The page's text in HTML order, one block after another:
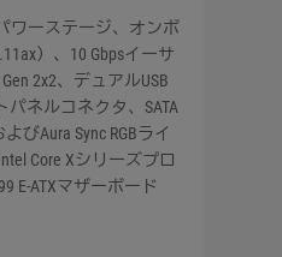
ワーステージ、オンボ
）、10 Gbpsイーサ
2x2、デュアルUSB
パネルコネクタ、SATA
びAura Sync RGBライ
Core Xシリーズプロ
E-ATXマザーボード